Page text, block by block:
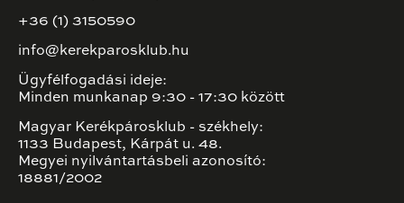
+36 (1) 3150590
info@kerekparosklub.hu
Ügyfélfogadási ideje:
Minden munkanap 9:30 - 17:30 között
Magyar Kerékpárosklub - székhely:
1133 Budapest, Kárpát u. 48.
Megyei nyilvántartásbeli azonosító:
18881/2002